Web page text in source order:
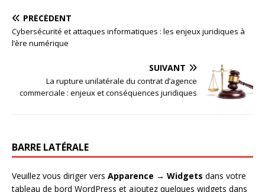
PRÉCÉDENT
Cybersécurité et attaques informatiques : les enjeux juridiques à
l’ère numérique
SUIVANT
La rupture unilatérale du contrat d’agence
commerciale : enjeux et conséquences juridiques
BARRE LATÉRALE
Veuillez vous diriger vers Apparence → Widgets dans votre
tableau de bord WordPress et ajoutez quelques widgets dans